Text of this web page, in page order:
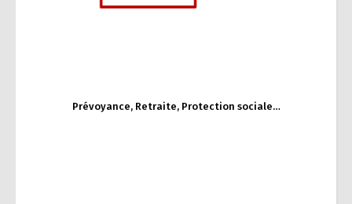
Prévoyance, Retraite, Protection sociale…